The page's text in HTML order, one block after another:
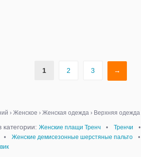
1 2 3 →
› Женское › Женская одежда › Верхняя одежда
Женские плащи Тренч • Тренчи •
• Женские демисезонные шерстяные пальто •